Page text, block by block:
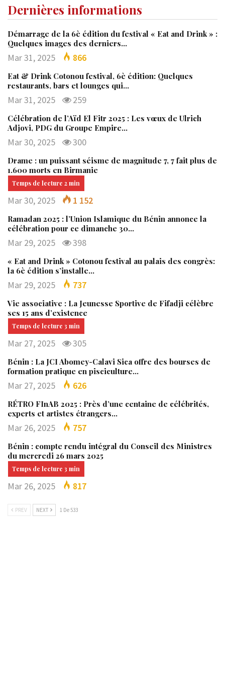
Dernières informations
Démarrage de la 6è édition du festival « Eat and Drink » :
Quelques images des derniers…
Mar 31, 2025 866
Eat & Drink Cotonou festival, 6è édition: Quelques
restaurants, bars et lounges qui…
Mar 31, 2025 259
Célébration de l’Aïd El Fitr 2025 : Les vœux de Ulrich
Adjovi, PDG du Groupe Empire…
Mar 30, 2025 300
Drame : un puissant séisme de magnitude 7, 7 fait plus de
1.600 morts en Birmanie
Mar 30, 2025 1 152
Ramadan 2025 : l’Union Islamique du Bénin annonce la
célébration pour ce dimanche 30…
Mar 29, 2025 398
« Eat and Drink » Cotonou festival au palais des congrès:
la 6è édition s’installe…
Mar 29, 2025 737
Vie associative : La Jeunesse Sportive de Fifadji célèbre
ses 15 ans d’existence
Mar 27, 2025 305
Bénin : La JCI Abomey-Calavi Sica offre des bourses de
formation pratique en pisciculture…
Mar 27, 2025 626
RÉTRO FInAB 2025 : Près d’une centaine de célébrités,
experts et artistes étrangers…
Mar 26, 2025 757
Bénin : compte rendu intégral du Conseil des Ministres
du mercredi 26 mars 2025
Mar 26, 2025 817
PREV NEXT 1 De 533